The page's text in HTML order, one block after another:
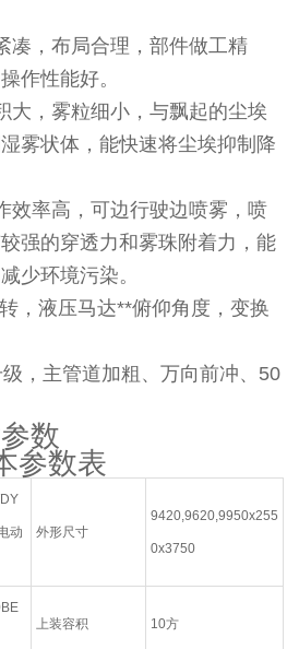
凑，布局合理，部件做工精
作性能好。
大，雾粒细小，与飘起的尘埃
雾状体，能快速将尘埃抑制降
效率高，可边行驶边喷雾，喷
强的穿透力和雾珠附着力，能
少环境污染。
，液压马达**俯仰角度，变换
，主管道加粗、万向前冲、50
数
参数表
动 外形尺寸
9420,9620,9950x255
0x3750
上装容积 10方